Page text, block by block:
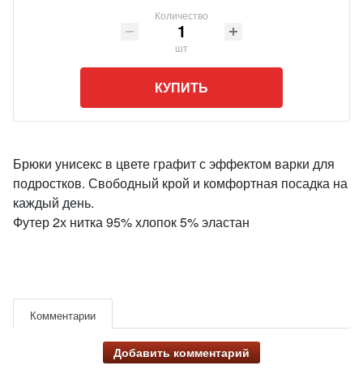
Количество
шт
КУПИТЬ
Брюки унисекс в цвете графит с эффектом варки для
подростков. Свободный крой и комфортная посадка на
каждый день.
Футер 2х нитка 95% хлопок 5% эластан
Комментарии
Добавить комментарий